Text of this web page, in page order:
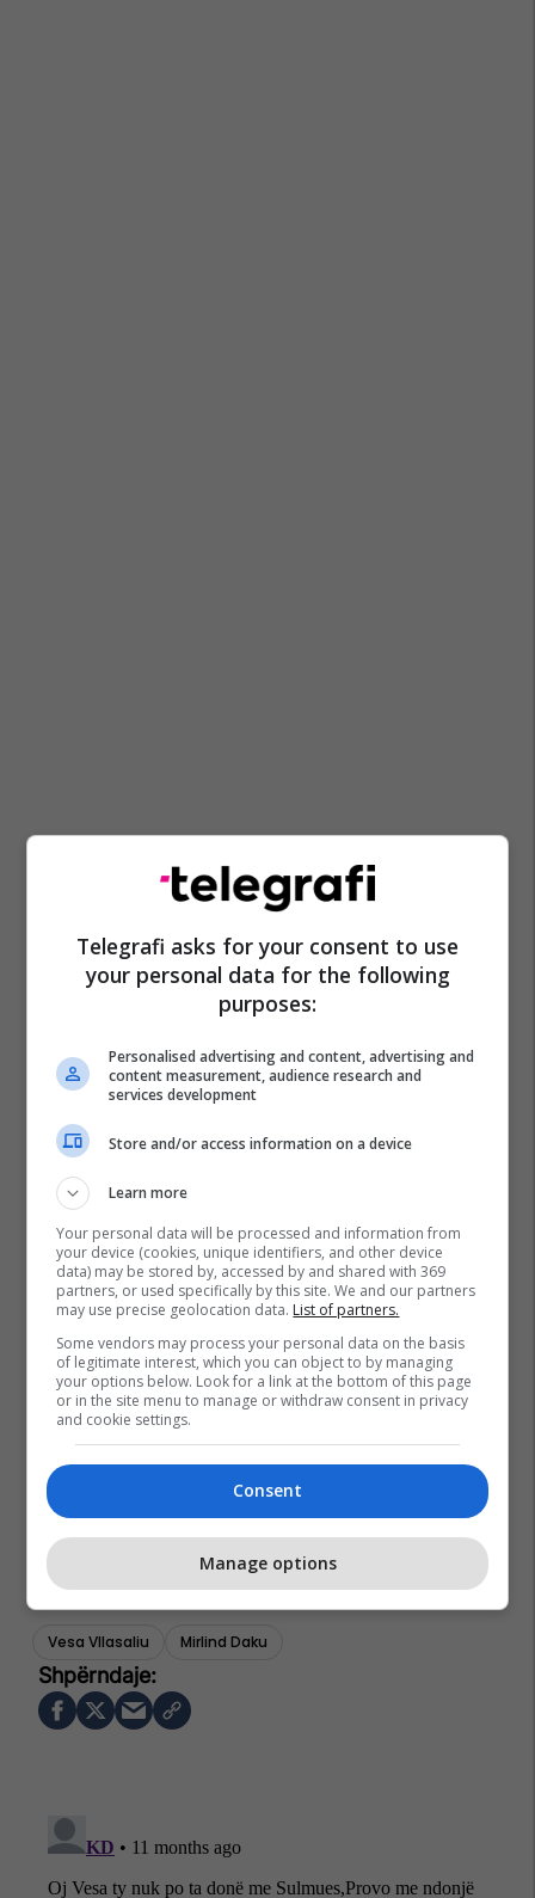
Vesa Vllasaliu Mirlind Daku
Telegrafi asks for your consent to use
your personal data for the following
purposes:
Personalised advertising and content, advertising and
content measurement, audience research and
services development
Store and/or access information on a device
Learn more
Your personal data will be processed and information from
your device (cookies, unique identifiers, and other device
data) may be stored by, accessed by and shared with 369
partners, or used specifically by this site. We and our partners
may use precise geolocation data. List of partners.
Some vendors may process your personal data on the basis
of legitimate interest, which you can object to by managing
your options below. Look for a link at the bottom of this page
or in the site menu to manage or withdraw consent in privacy
and cookie settings.
Consent
Manage options